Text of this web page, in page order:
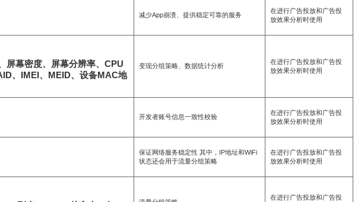
减少App崩溃、提供稳定可靠的服务
在进行广告投放和广告投
放效果分析时使用
屏幕密度、屏幕分辨率、CPU
、IMEI、MEID、设备MAC地
变现分组策略、数据统计分析
在进行广告投放和广告投
放效果分析时使用
开发者账号信息一致性校验
在进行广告投放和广告投
放效果分析时使用
保证网络服务稳定性 其中，IP地址和WiFi
状态还会用于流量分组策略
在进行广告投放和广告投
放效果分析时使用
在进行广告投放和广告投